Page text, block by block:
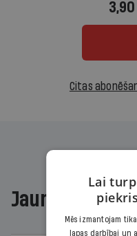
Citas
Jaunākajā
Lai
Mēs izmantojam
lapas darbībai un